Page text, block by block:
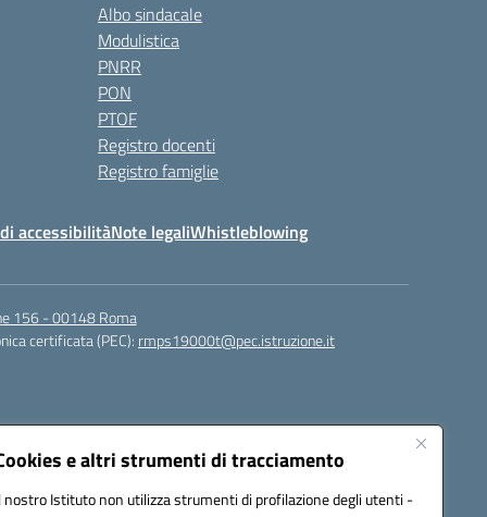
e altri strumenti di tracciamento
nostro Istituto non utilizza strumenti di profilazione degli utenti -
Albo sindacale
Modulistica
PNRR
PON
PTOF
Registro docenti
Registro famiglie
accessibilitàNote legaliWhistleblowing
156 - 00148 Roma
certificata (PEC): rmps19000t@pec.istruzione.it